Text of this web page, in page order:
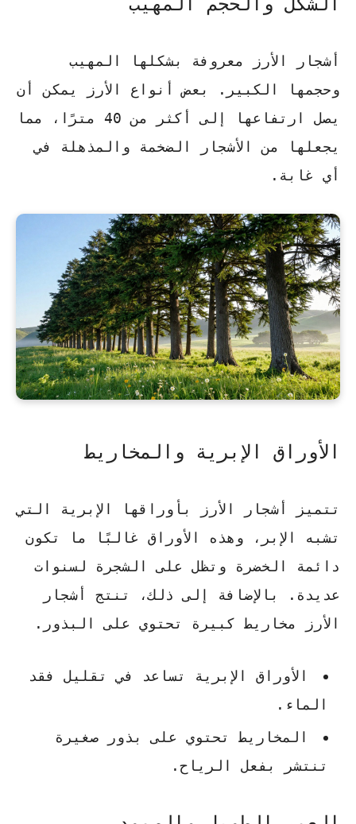
أشجار الأرز معروفة بشكلها المهيب
وحجمها الكبير. بعض أنواع الأرز يمكن أن
يصل ارتفاعها إلى أكثر من 40 مترًا، مما
يجعلها من الأشجار الضخمة والمذهلة في
أي غابة.
الأوراق الإبرية والمخاريط
تتميز أشجار الأرز بأوراقها الإبرية التي
تشبه الإبر، وهذه الأوراق غالبًا ما تكون
دائمة الخضرة وتظل على الشجرة لسنوات
عديدة. بالإضافة إلى ذلك، تنتج أشجار
الأرز مخاريط كبيرة تحتوي على البذور.
الأوراق الإبرية تساعد في تقليل فقد
الماء.
المخاريط تحتوي على بذور صغيرة
تنتشر بفعل الرياح.